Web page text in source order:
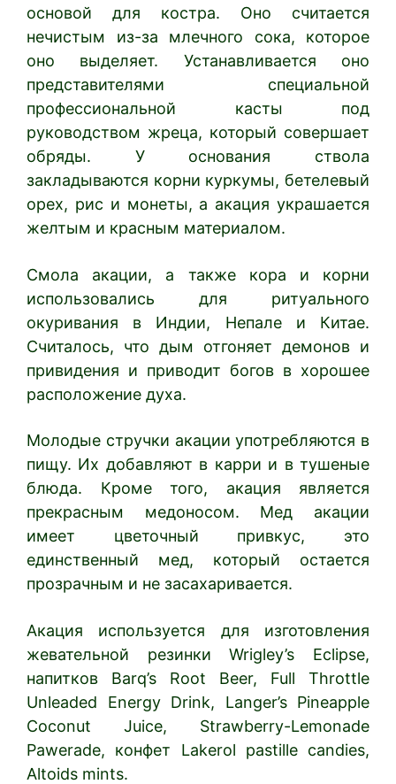
основой для костра. Оно считается
нечистым из-за млечного сока, которое
оно выделяет. Устанавливается оно
представителями специальной
профессиональной касты под
руководством жреца, который совершает
обряды. У основания ствола
закладываются корни куркумы, бетелевый
орех, рис и монеты, а акация украшается
желтым и красным материалом.
Смола акации, а также кора и корни
использовались для ритуального
окуривания в Индии, Непале и Китае.
Считалось, что дым отгоняет демонов и
привидения и приводит богов в хорошее
расположение духа.
Молодые стручки акации употребляются в
пищу. Их добавляют в карри и в тушеные
блюда. Кроме того, акация является
прекрасным медоносом. Мед акации
имеет цветочный привкус, это
единственный мед, который остается
прозрачным и не засахаривается.
Акация используется для изготовления
жевательной резинки Wrigley’s Eclipse,
напитков Barq’s Root Beer, Full Throttle
Unleaded Energy Drink, Langer’s Pineapple
Coconut Juice, Strawberry-Lemonade
Pawerade, конфет Lakerol pastille candies,
Altoids mints.